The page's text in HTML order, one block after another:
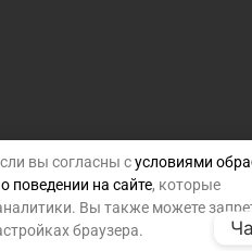
вы согласны сусловиями
поведении на сайте, которые
Вы также можете
браузера.